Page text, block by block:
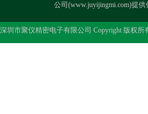
公司(www.juyijingmi.com)提供
深圳市聚仪精密电子有限公司 Copyright 版权所